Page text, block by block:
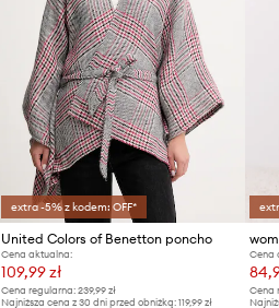
extra -5% z kodem: OFF*
United Colors of Benetton poncho
Cena aktualna:
109,99 zł
Cena regularna:239,99 zł
Najniższa cena z 30 dni przed obniżką:119,99 zł
Cena
Cena